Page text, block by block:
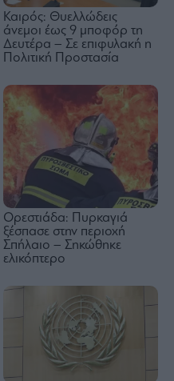
Καιρός: Θυελλώδεις
άνεμοι έως 9 μποφόρ τη
Δευτέρα – Σε επιφυλακή η
Πολιτική Προστασία
Ορεστιάδα: Πυρκαγιά
ξέσπασε στην περιοχή
Σπήλαιο – Σηκώθηκε
ελικόπτερο